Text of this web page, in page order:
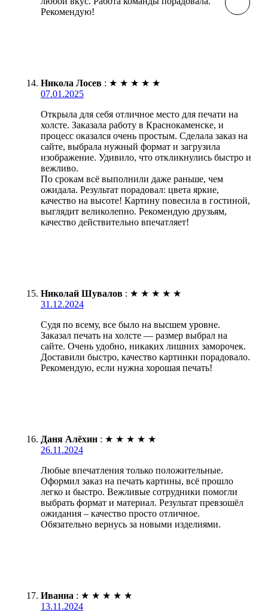
Рекомендую!
Никола Лосев : ★ ★ ★ ★ ★
07.01.2025
Открыла для себя отличное место для печати на
холсте. Заказала работу в Краснокаменске, и
процесс оказался очень простым. Сделала заказ на
сайте, выбрала нужный формат и загрузила
изображение. Удивило, что откликнулись быстро и
вежливо.
По срокам всё выполнили даже раньше, чем
ожидала. Результат порадовал: цвета яркие,
качество на высоте! Картину повесила в гостиной,
выглядит великолепно. Рекомендую друзьям,
качество действительно впечатляет!
Николай Шувалов : ★ ★ ★ ★ ★
31.12.2024
Судя по всему, все было на высшем уровне.
Заказал печать на холсте — размер выбрал на
сайте. Очень удобно, никаких лишних заморочек.
Доставили быстро, качество картинки порадовало.
Рекомендую, если нужна хорошая печать!
Даня Алёхин : ★ ★ ★ ★ ★
26.11.2024
Любые впечатления только положительные.
Оформил заказ на печать картины, всё прошло
легко и быстро. Вежливые сотрудники помогли
выбрать формат и материал. Результат превзошёл
ожидания – качество просто отличное.
Обязательно вернусь за новыми изделиями.
Иванна : ★ ★ ★ ★ ★
13.11.2024